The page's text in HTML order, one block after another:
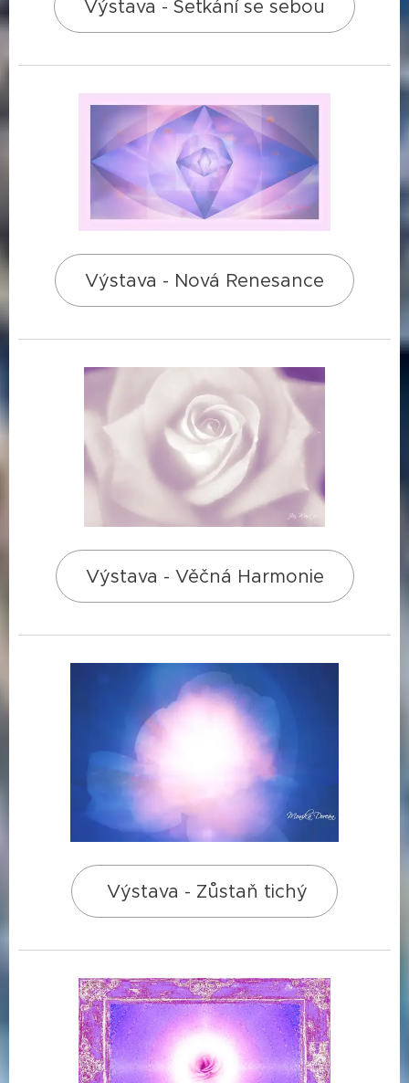
Výstava - Setkání se sebou
Výstava - Nová Renesance
Výstava - Věčná Harmonie
Výstava - Zůstaň tichý